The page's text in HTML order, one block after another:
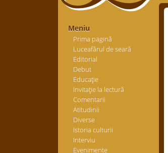
Meniu
Prima pagină
Luceafărul de seară
Editorial
Debut
Educaţie
Invitaţie la lectură
Comentarii
Atitudinii
Diverse
Istoria culturii
Interviu
Evenimente